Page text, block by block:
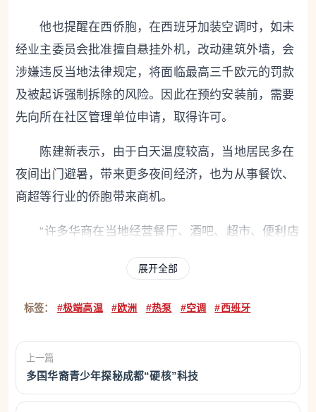
他也提醒在西侨胞，在西班牙加装空调时，如未
经业主委员会批准擅自悬挂外机，改动建筑外墙，会
涉嫌违反当地法律规定，将面临最高三千欧元的罚款
及被起诉强制拆除的风险。因此在预约安装前，需要
先向所在社区管理单位申请，取得许可。
陈建新表示，由于白天温度较高，当地居民多在
夜间出门避暑，带来更多夜间经济，也为从事餐饮、
商超等行业的侨胞带来商机。
“许多华商在当地经营餐厅、酒吧、超市、便利店
等商铺，为了迎接高温和世界杯带来的夜间消费，他
们普遍将营业时间延长到凌晨。”他说。
京东旗下欧洲线上零售平台Joybuy业务覆盖英
逢平台促销活动，带动各类降温产品需求激增。
6月19日至25日，该平台空调产品销量较6月首周
展开全部
标签： #极端高温 #欧洲 #热泵 #空调 #西班牙
上一篇
多国华裔青少年探秘成都“硬核”科技